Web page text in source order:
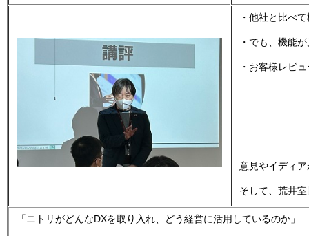
・他社と比べ
・でも、機能
・お客様レビ
意見やイディ
そして、荒井
「ニトリがどんなDXを取り入れ、どう経営に活用しているのか」